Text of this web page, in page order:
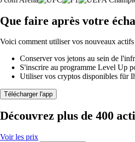
Que faire après votre
Voici comment utiliser vos nouveaux
Conserver vos jetons au sein de
S'inscrire au programme Level Up
Utiliser vos cryptos disponibles für
Télécharger l'app
Découvrez plus de 400
Voir les prix